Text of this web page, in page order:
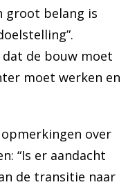
groot belang is
dat de bouw moet
moet werken en
over
“Is er aandacht
de transitie naar